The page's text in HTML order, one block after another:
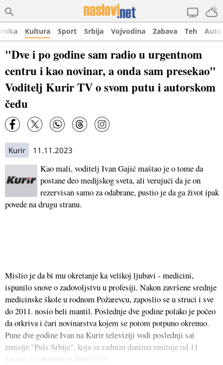
Kultura Sport Srbija Vojvodina Zabava Teh Auto
"Dve i po godine sam radio u urgentnom
centru i kao novinar, a onda sam presekao"
Voditelj Kurir TV o svom putu i autorskom
čedu
Kurir 11.11.2023
Kao mali, voditelj Ivan Gajić maštao je o tome da
postane deo medijskog sveta, ali verujući da je on
rezervisan samo za odabrane, pustio je da ga život ipak
povede na drugu stranu.
Mislio je da bi mu okretanje ka velikoj ljubavi - medicini,
ispunilo snove o zadovoljstvu u profesiji. Nakon završene srednje
medicinske škole u rodnom Požarevcu, zaposlio se u struci i sve
do 2011. nosio beli mantil. Poslednje dve godine polako je počeo
da otkriva i čari novinarstva kojem se potom potpuno okrenuo.
Pune dve godine Ivan na Kurir televiziji vodi poslednji sat
emisije "Puls Srbije", koja se radnim danima emituje od 11
časova, a subotom je domaćin i